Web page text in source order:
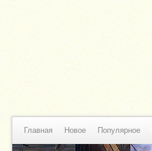
Главная Новое Популярное